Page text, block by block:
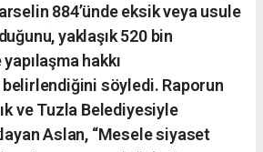
884’ünde eksik veya usule
yaklaşık 520 bin
hakkı
söyledi. Raporun
ve Tuzla Belediyesiyle
Aslan, “Mesele siyaset